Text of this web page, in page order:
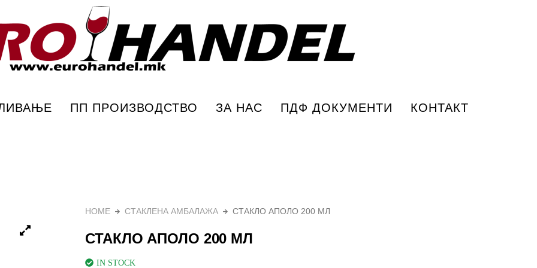
ПП ПРОИЗВОДСТВО ЗА НАС ПДФ ДОКУМЕНТИ КОНТАКТ
HOME СТАКЛЕНА АМБАЛАЖА СТАКЛО АПОЛО 200 МЛ
СТАКЛО АПОЛО 200 МЛ
IN STOCK